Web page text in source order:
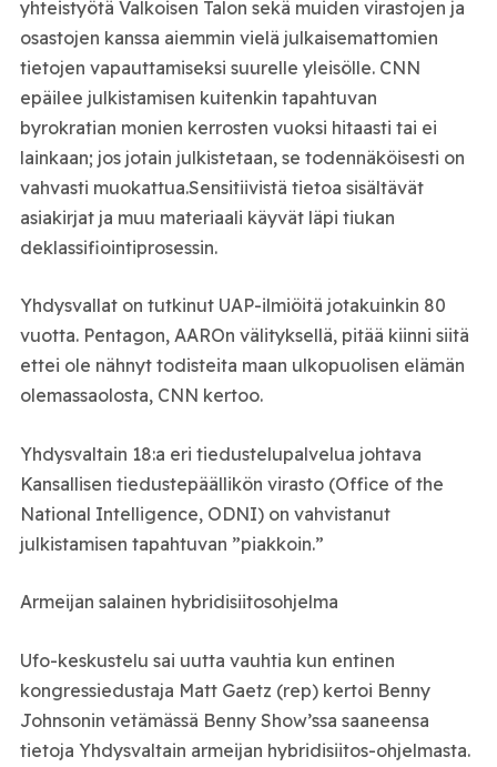
yhteistyötä Valkoisen Talon sekä muiden virastojen ja
osastojen kanssa aiemmin vielä julkaisemattomien
tietojen vapauttamiseksi suurelle yleisölle. CNN
epäilee julkistamisen kuitenkin tapahtuvan
byrokratian monien kerrosten vuoksi hitaasti tai ei
lainkaan; jos jotain julkistetaan, se todennäköisesti on
vahvasti muokattua.Sensitiivistä tietoa sisältävät
asiakirjat ja muu materiaali käyvät läpi tiukan
deklassifiointiprosessin.
Yhdysvallat on tutkinut UAP-ilmiöitä jotakuinkin 80
vuotta. Pentagon, AAROn välityksellä, pitää kiinni siitä
ettei ole nähnyt todisteita maan ulkopuolisen elämän
olemassaolosta, CNN kertoo.
Yhdysvaltain 18:a eri tiedustelupalvelua johtava
Kansallisen tiedustepäällikön virasto (Office of the
National Intelligence, ODNI) on vahvistanut
julkistamisen tapahtuvan ”piakkoin.”
Armeijan salainen hybridisiitosohjelma
Ufo-keskustelu sai uutta vauhtia kun entinen
kongressiedustaja Matt Gaetz (rep) kertoi Benny
Johnsonin vetämässä Benny Show’ssa saaneensa
tietoja Yhdysvaltain armeijan hybridisiitos-ohjelmasta.